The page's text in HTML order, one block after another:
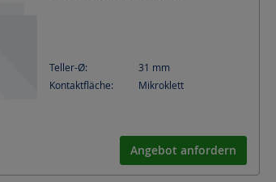
Teller-Ø: 31 mm
Kontaktfläche:
Mikroklett
Angebot anfordern